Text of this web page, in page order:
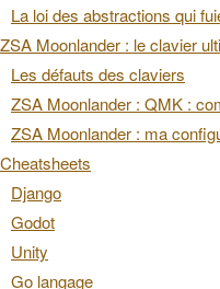
La loi des abstractions qui
ZSA Moonlander : le clavier
Les défauts des claviers
ZSA Moonlander : QMK :
ZSA Moonlander : ma
Cheatsheets
Django
Godot
Unity
Go langage